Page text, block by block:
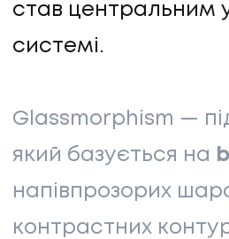
став центральним у
системі.
Glassmorphism —
який базується на
напівпрозорих
контрастних